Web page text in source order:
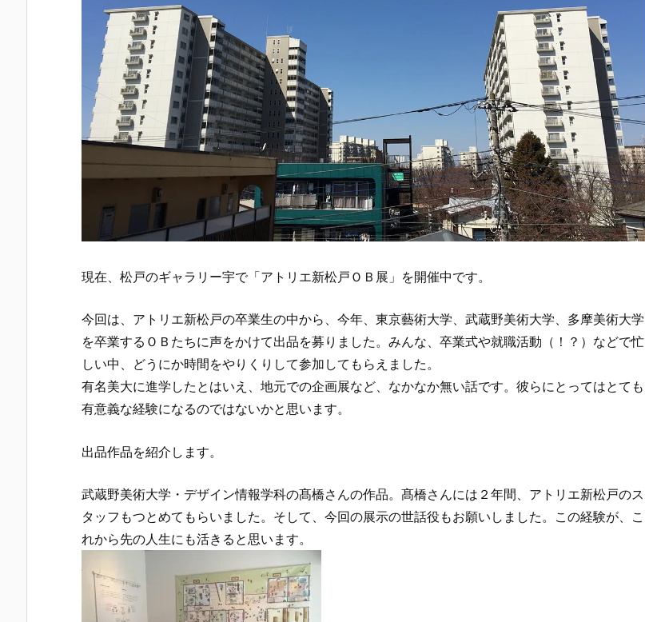
現在、松戸のギャラリー宇で「アトリエ新松戸ＯＢ展」を開催中です。
今回は、アトリエ新松戸の卒業生の中から、今年、東京藝術大学、武蔵野美術大学、多摩美術大学
を卒業するＯＢたちに声をかけて出品を募りました。みんな、卒業式や就職活動（！？）などで忙
しい中、どうにか時間をやりくりして参加してもらえました。
有名美大に進学したとはいえ、地元での企画展など、なかなか無い話です。彼らにとってはとても
有意義な経験になるのではないかと思います。
出品作品を紹介します。
武蔵野美術大学・デザイン情報学科の髙橋さんの作品。髙橋さんには２年間、アトリエ新松戸のス
タッフもつとめてもらいました。そして、今回の展示の世話役もお願いしました。この経験が、こ
れから先の人生にも活きると思います。